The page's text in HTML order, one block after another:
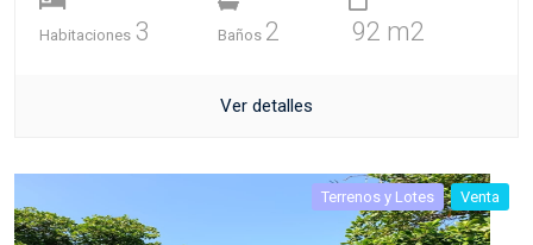
Habitaciones 3 Baños 2 92 m2
Ver detalles
Terrenos y Lotes Venta